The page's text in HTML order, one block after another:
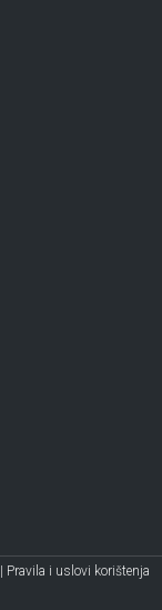
Pravila i uslovi korištenja